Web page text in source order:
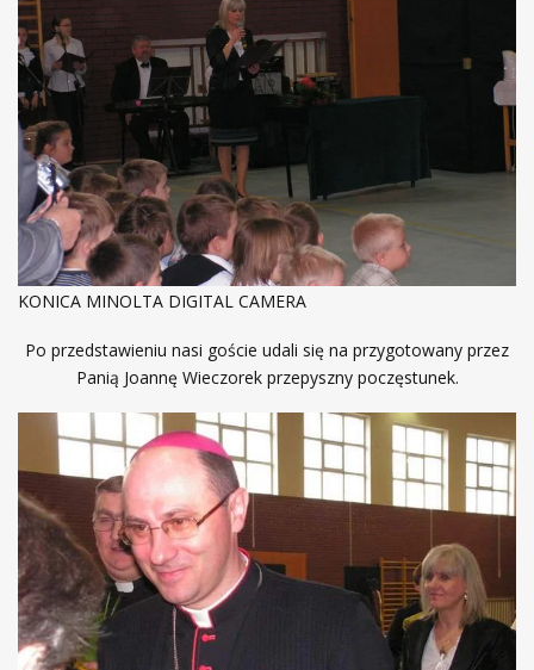
KONICA MINOLTA DIGITAL CAMERA
Po przedstawieniu nasi goście udali się na przygotowany przez
Panią Joannę Wieczorek przepyszny poczęstunek.